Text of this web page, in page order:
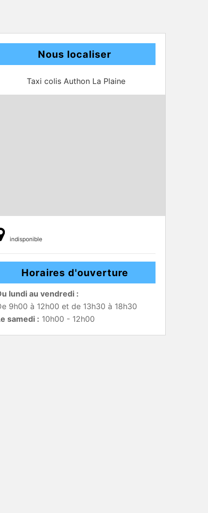
Nous localiser
Taxi colis Authon La Plaine
indisponible
Horaires d'ouverture
lundi au vendredi :
9h00 à 12h00 et de 13h30 à 18h30
samedi : 10h00 - 12h00